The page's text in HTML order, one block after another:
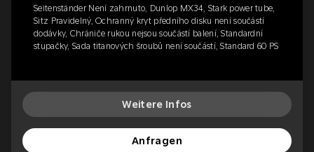
Seitenständer Není zahrnuto, Dunlop MX34, Stark power tube,
Sitz Pravidelný, Ochranný kryt předního disku není součástí
dodávky, Chrániče rukou nejsou součástí balení, Standardní
stupačky, Sada titanových šroubů není součástí, Standard 60 PS
Weitere Infos
Anfragen